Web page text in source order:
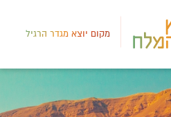
מקום יוצא מגדר הרגיל